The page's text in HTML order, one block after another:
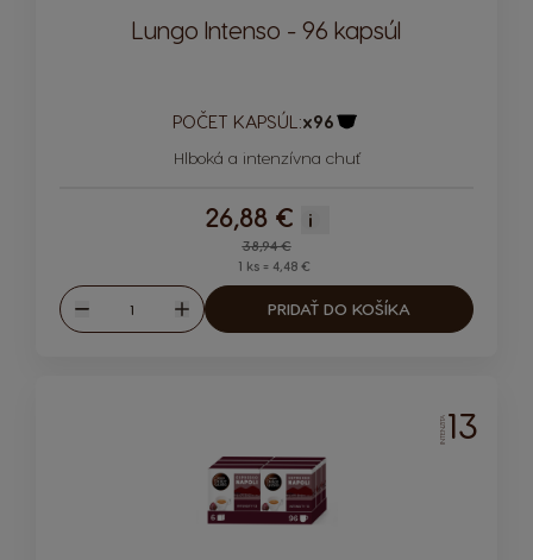
Lungo Intenso - 96 kapsúl
POČET KAPSÚL:x96
Hlboká a intenzívna chuť
Regular Price
38,94 €
26,88 € i
1 ks = 4,48 €
Množstvo
Zvýšiť
PRIDAŤ DO KOŠÍKA
INTENZITA13